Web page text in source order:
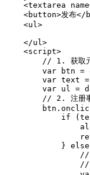
<textarea
<button>发布</
    <ul>
    </ul>
    <script>
// 1. 获取
var btn =
var text
var ul =
// 2. 注册
if
} else
//